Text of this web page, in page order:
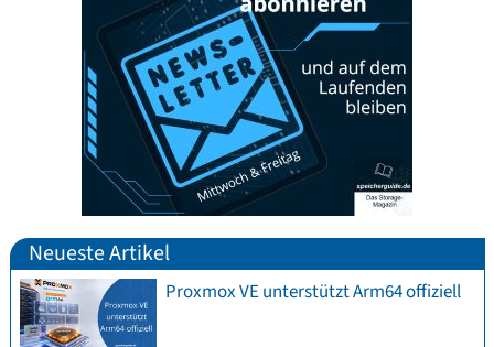
Neueste Artikel
Proxmox VE unterstützt Arm64 offiziell